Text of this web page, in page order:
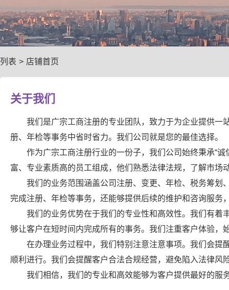
列表 > 店铺首页
关于我们
我们是广宗工商注册的专业团队，致力于为企业提供一
册、年检等事务中省时省力。我们公司就是您的最佳选择。
作为广宗工商注册行业的一份子，我们公司始终秉承“
富、专业素质高的员工组成，他们熟悉法律法规，了解市场
我们的业务范围涵盖公司注册、变更、年检、税务筹划
完成注册、年检等事务，还能够提供后续的维护和咨询服务
我们的业务优势在于我们的专业性和高效性。我们有着
够让客户在短时间内完成所有的事务。我们注重客户体验，
在办理业务过程中，我们特别注意注意事项。我们会提
顺利进行。我们会提醒客户合法合规经营，避免陷入法律风
我们相信，我们的专业和高效能够为客户提供最好的服